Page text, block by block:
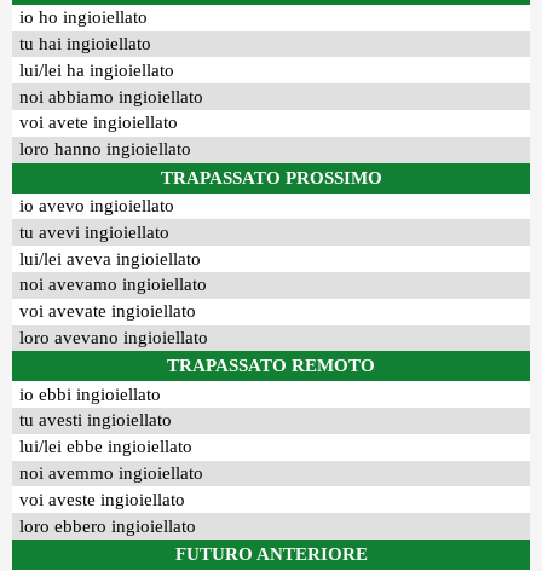
io ho ingioiellato
tu hai ingioiellato
lui/lei ha ingioiellato
noi abbiamo ingioiellato
voi avete ingioiellato
loro hanno ingioiellato
TRAPASSATO PROSSIMO
io avevo ingioiellato
tu avevi ingioiellato
lui/lei aveva ingioiellato
noi avevamo ingioiellato
voi avevate ingioiellato
loro avevano ingioiellato
TRAPASSATO REMOTO
io ebbi ingioiellato
tu avesti ingioiellato
lui/lei ebbe ingioiellato
noi avemmo ingioiellato
voi aveste ingioiellato
loro ebbero ingioiellato
FUTURO ANTERIORE